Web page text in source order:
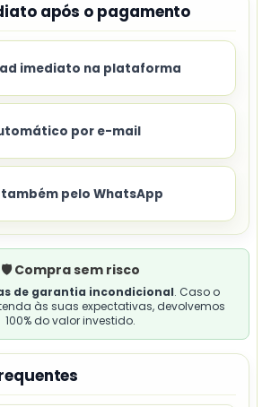
após o pagamento
imediato na plataforma
por e-mail
pelo WhatsApp
🛡️ Compra sem risco
de garantia incondicional. Caso o
às suas expectativas, devolvemos
100% do valor investido.